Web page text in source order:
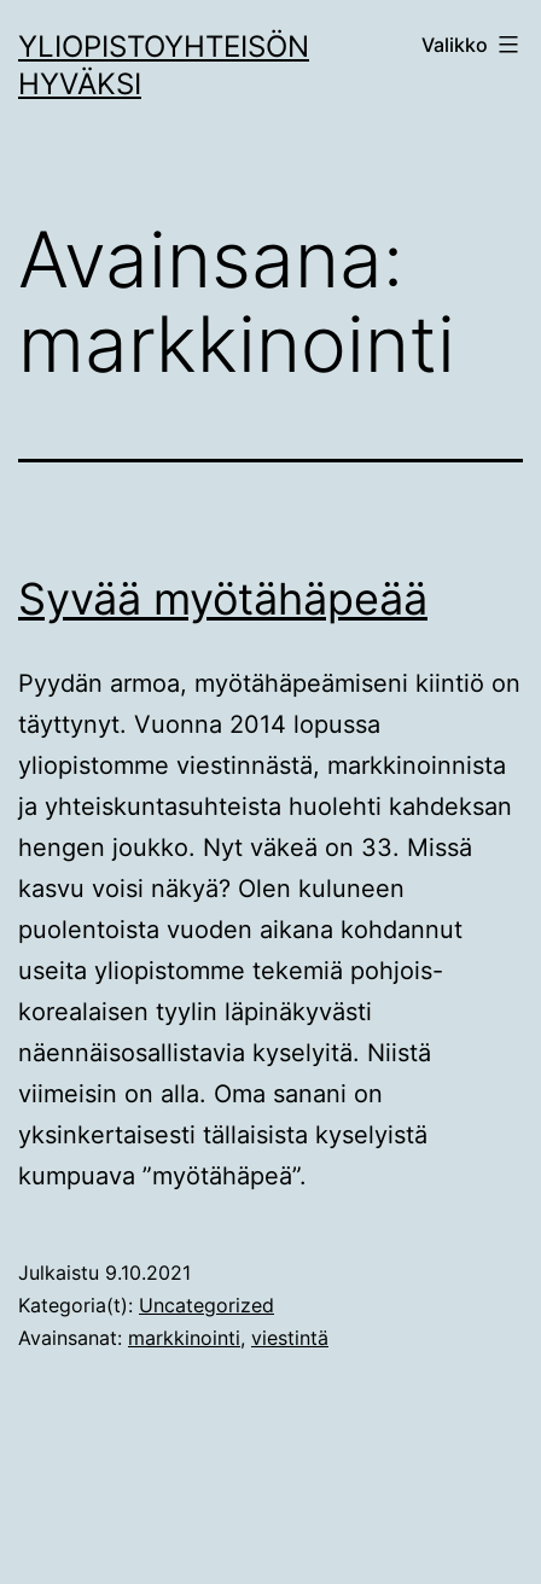
sisältöön
YLIOPISTOYHTEISÖN
HYVÄKSI
Valikko
Avainsana:
markkinointi
Syvää myötähäpeää
Pyydän armoa, myötähäpeämiseni kiintiö on
täyttynyt. Vuonna 2014 lopussa
yliopistomme viestinnästä, markkinoinnista
ja yhteiskuntasuhteista huolehti kahdeksan
hengen joukko. Nyt väkeä on 33. Missä
kasvu voisi näkyä? Olen kuluneen
puolentoista vuoden aikana kohdannut
useita yliopistomme tekemiä pohjois-
korealaisen tyylin läpinäkyvästi
näennäisosallistavia kyselyitä. Niistä
viimeisin on alla. Oma sanani on
yksinkertaisesti tällaisista kyselyistä
kumpuava ”myötähäpeä”.
Julkaistu 9.10.2021
Kategoria(t): Uncategorized
Avainsanat: markkinointi, viestintä